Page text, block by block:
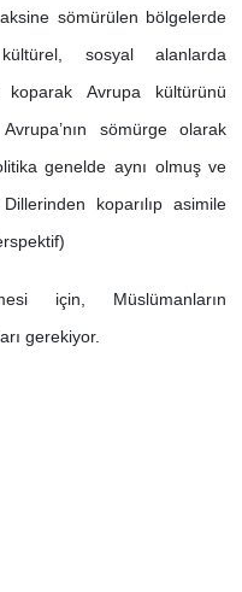
sömürülen bölgelerde
sosyal alanlarda
Avrupa kültürünü
sömürge olarak
genelde aynı olmuş ve
koparılıp asimile
için, Müslümanların
gerekiyor.